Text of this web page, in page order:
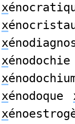
x
x
x
xénodochie
x
xénodoque
x